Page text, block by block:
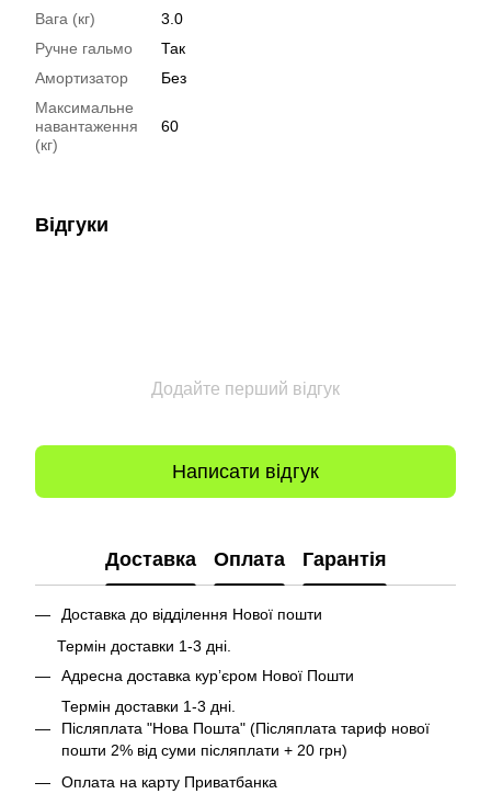
Вага (кг)
3.0
Ручне гальмо
Так
Амортизатор
Без
Максимальне
навантаження
(кг)
60
Відгуки
Додайте перший відгук
Написати відгук
Доставка Оплата Гарантія
Доставка до відділення Нової пошти
Термін доставки 1-3 дні.
Адресна доставка курʼєром Нової Пошти
Термін доставки 1-3 дні.
Післяплата "Нова Пошта" (Післяплата тариф нової
пошти 2% від суми післяплати + 20 грн)
Оплата на карту Приватбанка